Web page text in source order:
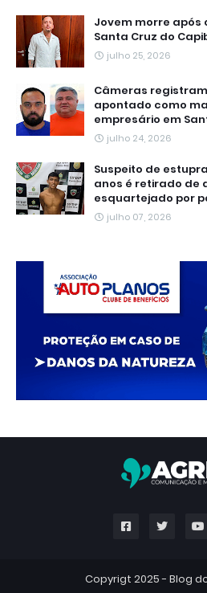
Jovem morre após
Santa Cruz do
julho 25, 2026
Câmeras
apontado como
empresário em
julho 24, 2026
Suspeito de
anos é retirado de
esquartejado por
julho 07, 2026
Copyrigt 2025 - Blog